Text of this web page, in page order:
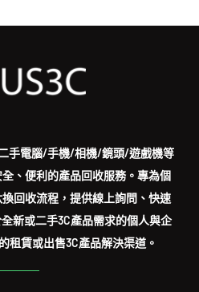
手電腦/手機/相機/鏡頭/遊戲機等
、便利的產品回收服務。專為個
回收流程，提供線上詢問、快速
新或二手3C產品需求的個人與企
租賃或出售3C產品解決渠道。